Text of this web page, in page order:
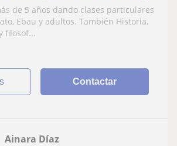
de 5 años dando clases particulares
Ebau y adultos. También Historia,
filosof...
Contactar
Ainara Díaz